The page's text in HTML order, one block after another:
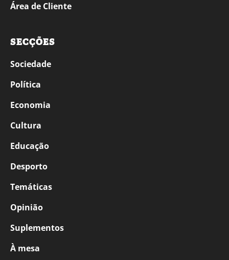
Área de Cliente
SECÇÕES
Sociedade
Política
Economia
Cultura
Educação
Desporto
Temáticas
Opinião
Suplementos
À mesa